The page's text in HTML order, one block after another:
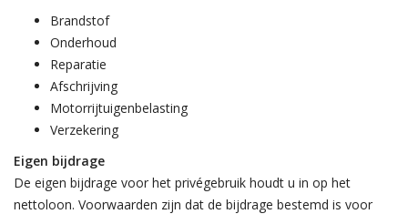
Brandstof
Onderhoud
Reparatie
Afschrijving
Motorrijtuigenbelasting
Verzekering
Eigen bijdrage
De eigen bijdrage voor het privégebruik houdt u in op het
nettoloon. Voorwaarden zijn dat de bijdrage bestemd is voor